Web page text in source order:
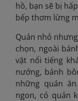
hồ, bạn sẽ bị
bếp thơm lừng
Quán nhỏ
chọn, ngoài
vặt nổi tiếng
nướng, bánh
những quán
ngon, có quán